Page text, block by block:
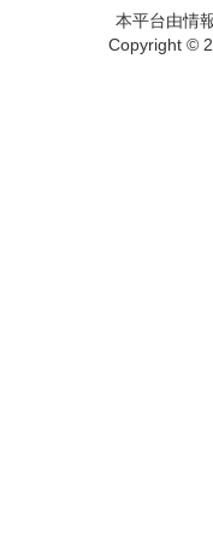
本平台由情
Copyright ©